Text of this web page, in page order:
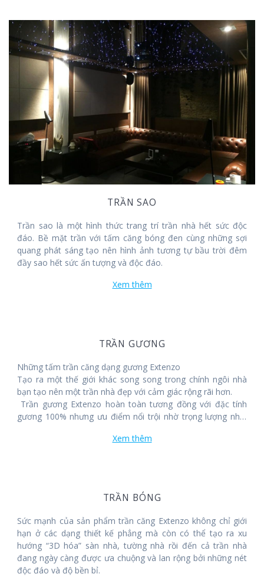
TRẦN SAO
Trần sao là một hình thức trang trí trần nhà hết sức độc
đáo. Bề mặt trần với tấm căng bóng đen cùng những sợi
quang phát sáng tạo nên hình ảnh tương tự bầu trời đêm
đầy sao hết sức ấn tượng và độc đáo.
Xem thêm
TRẦN GƯƠNG
Những tấm trần căng dạng gương Extenzo
Tạo ra một thế giới khác song song trong chính ngôi nhà
bạn tạo nên một trần nhà đẹp với cảm giác rộng rãi hơn.
Trần gương Extenzo hoàn toàn tương đồng với đặc tính
gương 100% nhưng ưu điểm nổi trội nhờ trọng lượng nhẹ,
Trần gương vô cùng dễ dàng trong việc làm sạch, vệ sinh,
Xem thêm
TRẦN BÓNG
Sức mạnh của sản phẩm trần căng Extenzo không chỉ giới
hạn ở các dạng thiết kế phẳng mà còn có thể tạo ra xu
hướng “3D hóa” sàn nhà, tường nhà rồi đến cả trần nhà
đang ngày càng được ưa chuộng và lan rộng bởi những nét
độc đáo và độ bền bỉ.